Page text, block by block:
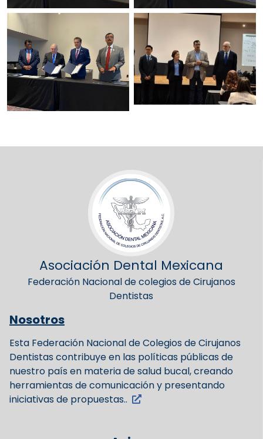
Asociación Dental Mexicana
Federación Nacional de colegios de Cirujanos
Dentistas
Nosotros
Esta Federación Nacional de Colegios de Cirujanos
Dentistas contribuye en las políticas públicas de
nuestro país en materia de salud bucal, creando
herramientas de comunicación y presentando
iniciativas de propuestas..